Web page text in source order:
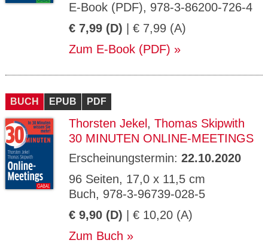
E-Book (PDF), 978-3-86200-726-4
€ 7,99 (D) | € 7,99 (A)
Zum E-Book (PDF)
BUCH EPUB PDF
Thorsten Jekel , Thomas Skipwith
30 MINUTEN ONLINE-MEETINGS
Erscheinungstermin: 22.10.2020
96 Seiten, 17,0 x 11,5 cm
Buch, 978-3-96739-028-5
€ 9,90 (D) | € 10,20 (A)
Zum Buch